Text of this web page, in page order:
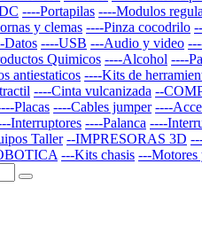
----Portapilas ----Modulos
y clemas ----Pinza cocodrilo
Datos ----USB ---Audio y video
Quimicos ----Alcohol ----
antiestaticos ----Kits de
----Cinta vulcanizada --
Placas ----Cables jumper ----
Interruptores ----Palanca ----
Taller --IMPRESORAS 3D
---Kits chasis ---Motores